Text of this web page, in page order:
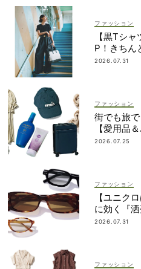
ファッション
【黒Tシ
P！きちん
2026.07.31
ファッション
街でも旅
【愛用品
2026.07.25
ファッション
【ユニク
に効く『
ォルム”が
2026.07.31
ファッション